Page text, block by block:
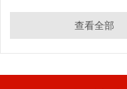
查看全部